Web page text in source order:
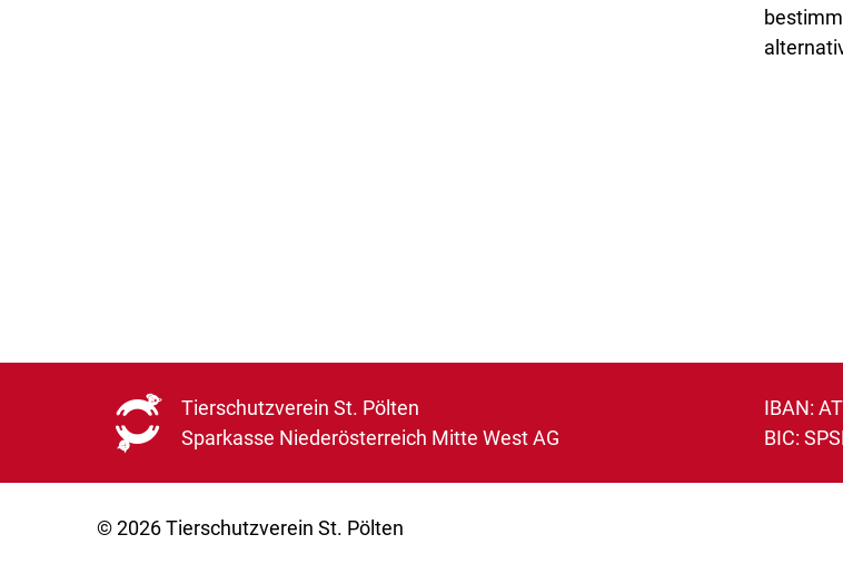
Tierschutzverein St. Pölten
Sparkasse Niederösterreich Mitte West AG
IBAN:
BIC:
© 2026 Tierschutzverein St. Pölten